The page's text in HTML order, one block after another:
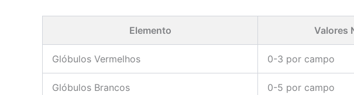
Elemento Valores
Glóbulos Vermelhos 0-3 por campo
Glóbulos Brancos 0-5 por campo